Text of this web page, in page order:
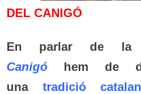
DEL CANIGÓ
En parlar de
Canigó hem de
una tradició